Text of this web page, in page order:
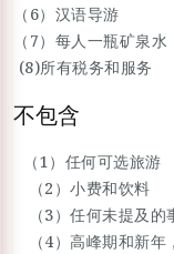
（6）汉语导游
（7）每人一瓶矿泉水
(8)所有税务和服务
不包含
（1）任何可选旅游
（2）小费和饮料
（3）任何未提及的
（4）高峰期和新年